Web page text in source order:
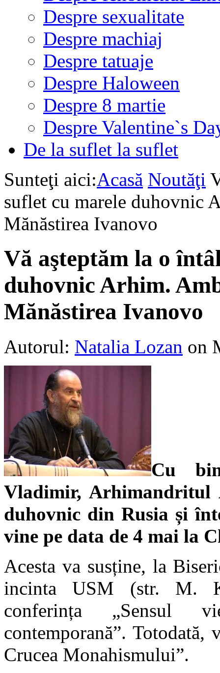
Despre sexualitate
Despre machiaj
Despre tatuaje
Despre Haloween
Despre 8 martie
Despre Valentine`s
De la suflet la suflet
Sunteţi aici:Acasă Noutăţi
suflet cu marele duhovnic
Mănăstirea Ivanovo
Vă aşteptăm la o
duhovnic Arhim.
Mănăstirea Ivanovo
Autorul: Natalia Lozan on
Cu
Vladimir, Arhimandritul
duhovnic din Rusia și
vine pe data de 4 mai la
Acesta va susține, la
incinta USM (str. M.
conferința „Sensul
contemporană”. Totodată,
Crucea Monahismului”.